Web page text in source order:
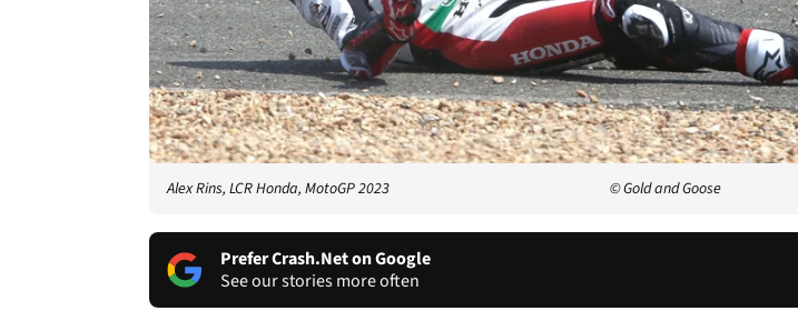
Alex Rins, LCR Honda, MotoGP 2023 © Gold and Goose
Prefer Crash.Net on Google
See our stories more often